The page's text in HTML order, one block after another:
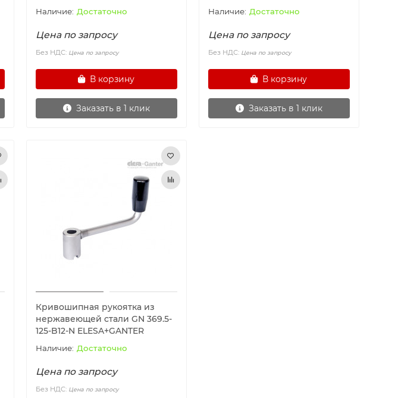
Достаточно
Цена по запросу
Без НДС: Цена по запросу
В корзину
Заказать в 1 клик
Достаточно
Цена по запросу
Без НДС: Цена по запросу
В корзину
Заказать в 1 клик
Кривошипная рукоятка из
нержавеющей стали GN 369.5-
125-B12-N ELESA+GANTER
Достаточно
Цена по запросу
Без НДС: Цена по запросу